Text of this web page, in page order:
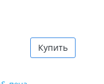
Купить